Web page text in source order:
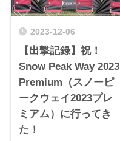
2023-12-06
【出撃記録】祝！
Snow Peak Way 2023
Premium（スノーピ
ークウェイ2023プレ
ミアム）に行ってき
た！